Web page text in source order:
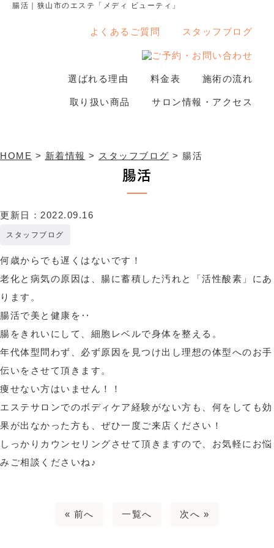
腸活｜狭山市のエステ「メディ ビューティ」
よくあるご質問 スタッフブログ
選ばれる理由 料金表 施術の流れ
取り扱い商品 サロン情報・アクセス
新着情報
HOME > 新着情報 > スタッフブログ > 腸活
腸活
更新日：2022.09.16
スタッフブログ
何歳からでも遅くはないです！
老化と病気の原因は、腸に蓄積した汚れと「活性酸素」にあ
ります。
腸活で美と健康を‥
腸をきれいにして、細胞レベルで身体を整える。
年代体型問わず、必ず原因を見つけ出し理想の体型へのお手
伝いをさせて頂きます。
痩せない方はいません！！
エステサロンでのボディケア経験がない方も、何をしても効
果が出なかった方も、ぜひ一度ご来店ください！
しっかりカウンセリングさせて頂きますので、お気軽にお悩
みご相談くださいね♪
« 前へ 一覧へ 次へ »